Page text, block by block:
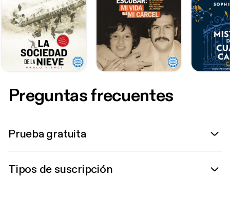
Preguntas frecuentes
Prueba gratuita
Tipos de suscripción